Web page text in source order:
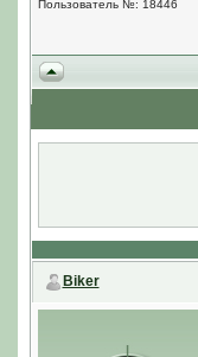
Пользователь №: 18446
Biker